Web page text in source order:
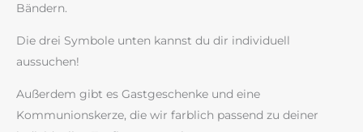
Bändern.
Die drei Symbole unten kannst du dir individuell
aussuchen!
Außerdem gibt es Gastgeschenke und eine
Kommunionskerze, die wir farblich passend zu deiner